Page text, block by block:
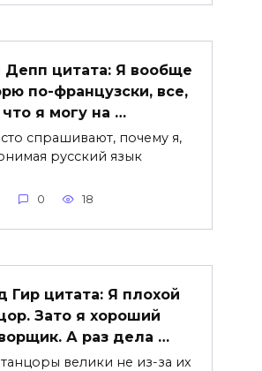
цитата: Я вообще
по-французски, все,
что я могу на …
спрашивают, почему я,
русский язык
0 18
Гир цитата: Я плохой
Зато я хороший
А раз дела …
велики не из-за их